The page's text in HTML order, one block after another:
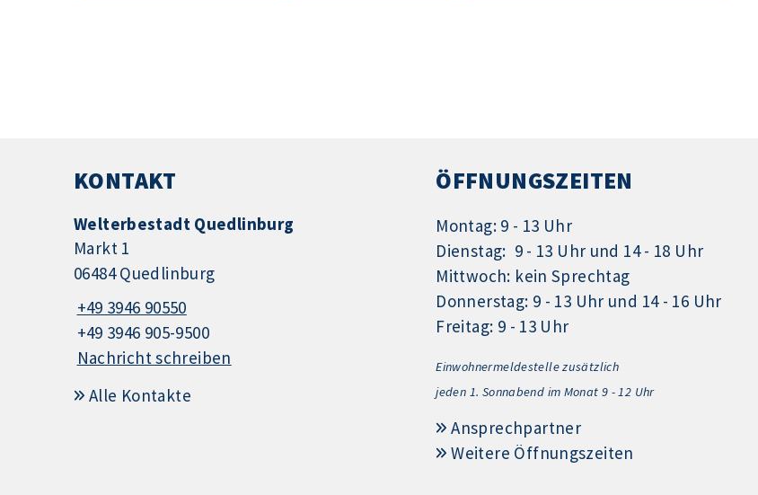
KONTAKT
Welterbestadt Quedlinburg
Markt 1
06484 Quedlinburg
+49 3946 90550
+49 3946 905-9500
Nachricht schreiben
Alle Kontakte
ÖFFNUNGSZEITEN
Montag: 9 - 13 Uhr
Dienstag: 9 - 13 Uhr und 14 - 18 Uhr
Mittwoch: kein Sprechtag
Donnerstag: 9 - 13 Uhr und 14 - 16 Uhr
Freitag: 9 - 13 Uhr
Einwohnermeldestelle zusätzlich
jeden 1. Sonnabend im Monat 9 - 12 Uhr
Ansprechpartner
Weitere Öffnungszeiten